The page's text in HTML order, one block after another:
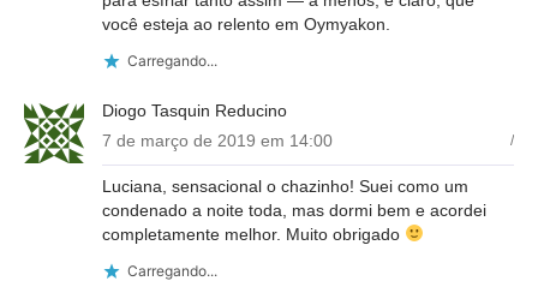
você esteja ao relento em Oymyakon.
Carregando...
Diogo Tasquin Reducino
7 de março de 2019 em 14:00
/
Luciana, sensacional o chazinho! Suei como um
condenado a noite toda, mas dormi bem e acordei
completamente melhor. Muito obrigado
Carregando...